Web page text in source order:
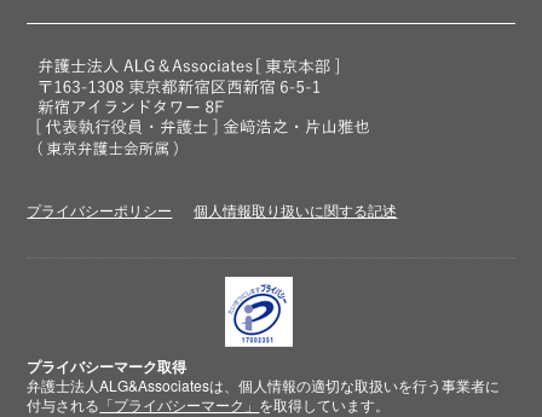
プライバシーポリシー 個人情報取り扱いに関する記述
プライバシーマーク取得
弁護士法人ALG&Associatesは、個人情報の適切な取扱いを行う事業者に
付与される 「プライバシーマーク」 を取得しています。